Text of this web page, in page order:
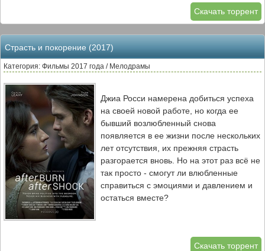
Скачать торрент
Страсть и покорение (2017)
Категория: Фильмы 2017 года / Мелодрамы
Джиа Росси намерена добиться успеха
на своей новой работе, но когда ее
бывший возлюбленный снова
появляется в ее жизни после нескольких
лет отсутствия, их прежняя страсть
разгорается вновь. Но на этот раз всё не
так просто - смогут ли влюбленные
справиться с эмоциями и давлением и
остаться вместе?
Скачать торрент